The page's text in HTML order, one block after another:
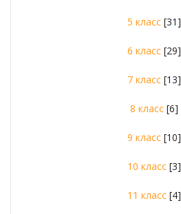
5 класс [31]
6 класс [29]
7 класс [13]
8 класс [6]
9 класс [10]
10 класс [3]
11 класс [4]